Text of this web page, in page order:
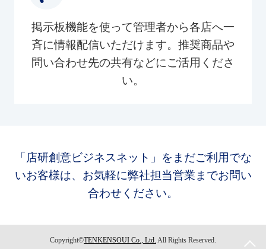
掲示板機能を使って管理者から各店へ一
斉に情報配信いただけます。推奨商品や
問い合わせ先の共有などにご活用くださ
い。
「店研創意ビジネスネット」をまだご利用でな
いお客様は、お気軽に弊社担当営業までお問い
合わせください。
Copyright©TENKENSOUI Co., Ltd. All Rights Reserved.